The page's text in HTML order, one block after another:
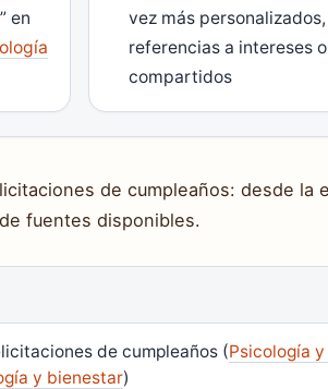
en
vez más
referencias a intereses
compartidos
de cumpleaños: desde la
fuentes disponibles.
de cumpleaños (Psicología
y bienestar)